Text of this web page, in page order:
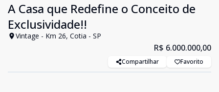
A Casa que Redefine o Conceito de
Exclusividade!!
Vintage - Km 26, Cotia - SP
R$ 6.000.000,00
Compartilhar Favorito